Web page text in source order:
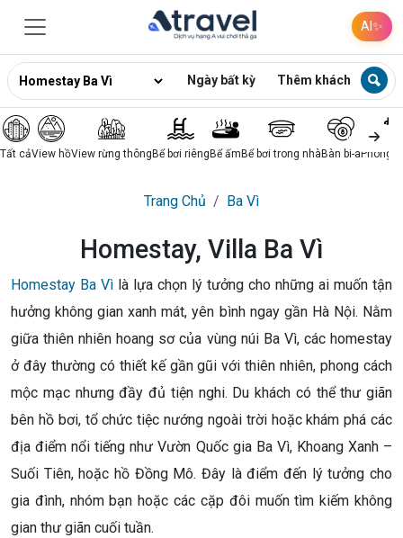
AI✨
Ngày bất kỳ Thêm khách
Tất cảView hồView rừng thôngBể bơi riêngBể ấmBể bơi trong nhàBàn bi-aPhòng
Trang Chủ Ba Vì
Homestay, Villa Ba Vì
Homestay Ba Vì là lựa chọn lý tưởng cho những ai muốn tận
hưởng không gian xanh mát, yên bình ngay gần Hà Nội. Nằm
giữa thiên nhiên hoang sơ của vùng núi Ba Vì, các homestay
ở đây thường có thiết kế gần gũi với thiên nhiên, phong cách
mộc mạc nhưng đầy đủ tiện nghi. Du khách có thể thư giãn
bên hồ bơi, tổ chức tiệc nướng ngoài trời hoặc khám phá các
địa điểm nổi tiếng như Vườn Quốc gia Ba Vì, Khoang Xanh –
Suối Tiên, hoặc hồ Đồng Mô. Đây là điểm đến lý tưởng cho
gia đình, nhóm bạn hoặc các cặp đôi muốn tìm kiếm không
gian thư giãn cuối tuần.